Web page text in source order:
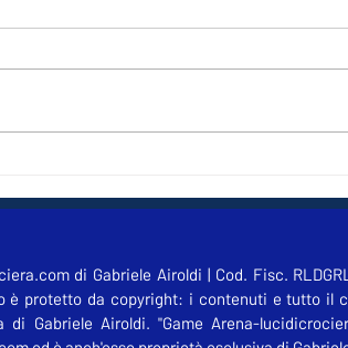
da ASMEL sono
di Gabriele Airoldi | Cod. Fisc.
è protetto da copyright: i contenuti e tutto il
di Gabriele Airoldi. "Game Arena-